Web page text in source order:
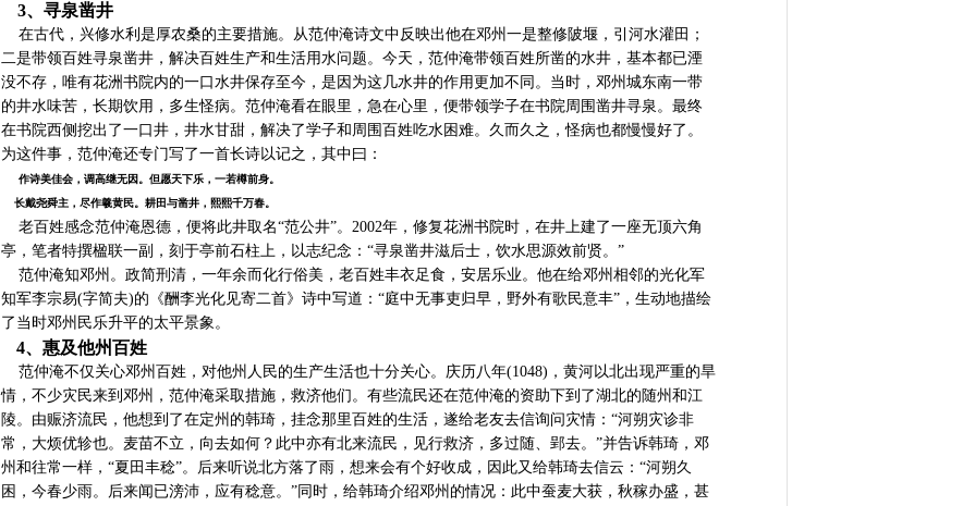
3、寻泉凿井
在古代，兴修水利是厚农桑的主要措施。从范仲淹诗文中反映出他在邓州一是整修陂堰，引河水灌田；
二是带领百姓寻泉凿井，解决百姓生产和生活用水问题。今天，范仲淹带领百姓所凿的水井，基本都已湮
没不存，唯有花洲书院内的一口水井保存至今，是因为这几水井的作用更加不同。当时，邓州城东南一带
的井水味苦，长期饮用，多生怪病。范仲淹看在眼里，急在心里，便带领学子在书院周围凿井寻泉。最终
在书院西侧挖出了一口井，井水甘甜，解决了学子和周围百姓吃水困难。久而久之，怪病也都慢慢好了。
为这件事，范仲淹还专门写了一首长诗以记之，其中曰：
作诗美佳会，调高继无因。但愿天下乐，一若樽前身。
长戴尧舜主，尽作羲黄民。耕田与凿井，熙熙千万春。
老百姓感念范仲淹恩德，便将此井取名“范公井”。2002年，修复花洲书院时，在井上建了一座无顶六角
亭，笔者特撰楹联一副，刻于亭前石柱上，以志纪念：“寻泉凿井滋后士，饮水思源效前贤。”
范仲淹知邓州。政简刑清，一年余而化行俗美，老百姓丰衣足食，安居乐业。他在给邓州相邻的光化军
知军李宗易(字简夫)的《酬李光化见寄二首》诗中写道：“庭中无事吏归早，野外有歌民意丰”，生动地描绘
了当时邓州民乐升平的太平景象。
4、惠及他州百姓
范仲淹不仅关心邓州百姓，对他州人民的生产生活也十分关心。庆历八年(1048)，黄河以北出现严重的旱
情，不少灾民来到邓州，范仲淹采取措施，救济他们。有些流民还在范仲淹的资助下到了湖北的随州和江
陵。由赈济流民，他想到了在定州的韩琦，挂念那里百姓的生活，遂给老友去信询问灾情：“河朔灾诊非
常，大烦优轸也。麦苗不立，向去如何？此中亦有北来流民，见行救济，多过随、郢去。”并告诉韩琦，邓
州和往常一样，“夏田丰稔”。后来听说北方落了雨，想来会有个好收成，因此又给韩琦去信云：“河朔久
困，今春少雨。后来闻已滂沛，应有稔意。”同时，给韩琦介绍邓州的情况：此中蚕麦大获，秋稼办盛，甚